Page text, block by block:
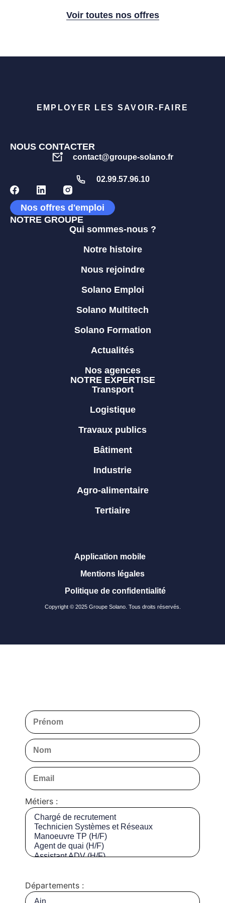
Voir toutes nos offres
EMPLOYER LES SAVOIR-FAIRE
NOUS CONTACTER
contact@groupe-solano.fr
02.99.57.96.10
Nos offres d'emploi
NOTRE GROUPE
Qui sommes-nous ?
Notre histoire
Nous rejoindre
Solano Emploi
Solano Multitech
Solano Formation
Actualités
Nos agences
NOTRE EXPERTISE
Transport
Logistique
Travaux publics
Bâtiment
Industrie
Agro-alimentaire
Tertiaire
Copyright © 2025 Groupe Solano. Tous droits réservés.
Application mobile
Mentions légales
Politique de confidentialité
Métiers :
Départements :